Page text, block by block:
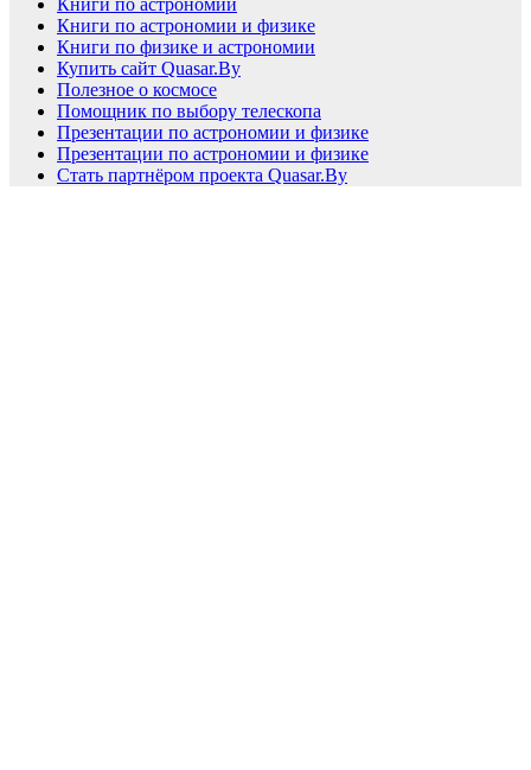
Книги по астрономии и физике
Книги по физике и астрономии
Купить сайт Quasar.By
Полезное о космосе
Помощник по выбору телескопа
Презентации по астрономии и физике
Презентации по астрономии и физике
Стать партнёром проекта Quasar.By